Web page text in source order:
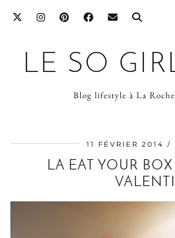
LE SO
Blog lifestyle à La
11 FÉVRIER 2014
LA EAT YOUR